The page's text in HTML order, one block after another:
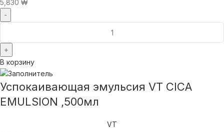
5,830 ₩
В корзину
Успокаивающая эмульсия VT CICA
EMULSION ,500мл
VT